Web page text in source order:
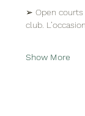
➢ Open
club.
Show More